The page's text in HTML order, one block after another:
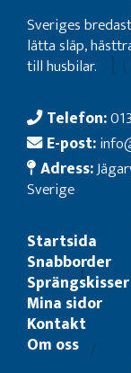
Sveriges
lätta släp,
till husbilar.
Telefon:
E-post:
Adress:
Sverige
Startsida
Snabborder
Sprängskisser
Mina sidor
Kontakt
Om oss